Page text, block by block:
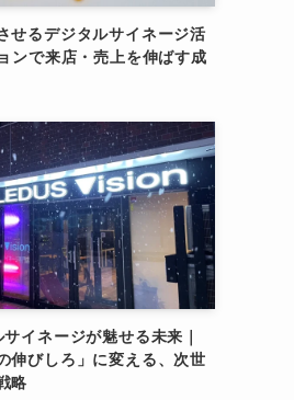
せるデジタルサイネージ活
ンで来店・売上を伸ばす成
イネージが魅せる未来｜
伸びしろ」に変える、次世
略